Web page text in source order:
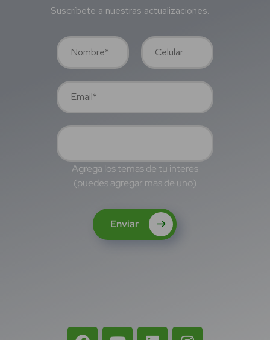
Suscríbete a nuestras actualizaciones.
Agrega los temas de tu interes
(puedes agregar mas de uno)
Enviar